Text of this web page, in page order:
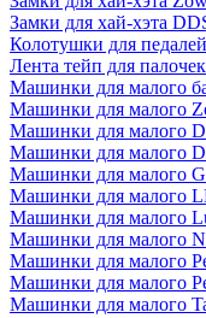
Замки для хай-хэта
Колотушки для педалей
Лента тейп для палочек
Машинки для малого
Машинки для малого
Машинки для малого
Машинки для малого
Машинки для малого
Машинки для малого
Машинки для малого
Машинки для малого
Машинки для малого
Машинки для малого
Машинки для малого